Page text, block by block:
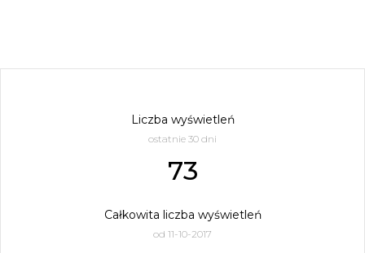
Liczba wyświetleń
ostatnie 30 dni
73
Całkowita liczba wyświetleń
od 11-10-2017